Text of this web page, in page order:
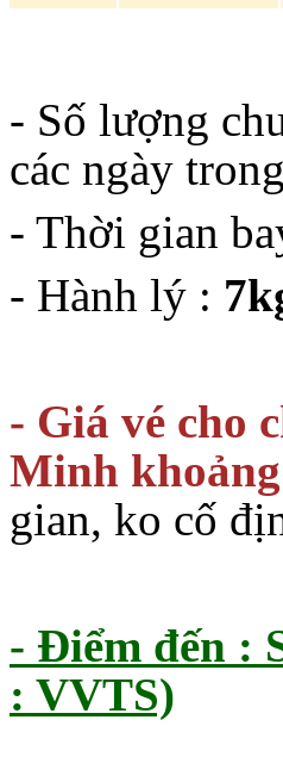
- Số lượng
các ngày
- Thời gian
- Hành lý :
- Giá vé cho
Minh khoảng
gian, ko cố
- Điểm đến :
: VVTS)